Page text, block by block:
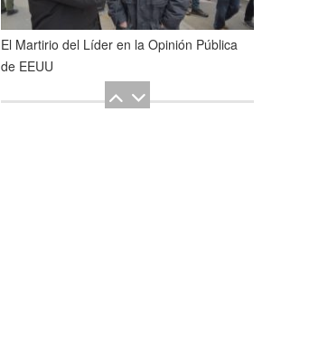
El Martirio del Líder en la Opinión Pública
de EEUU